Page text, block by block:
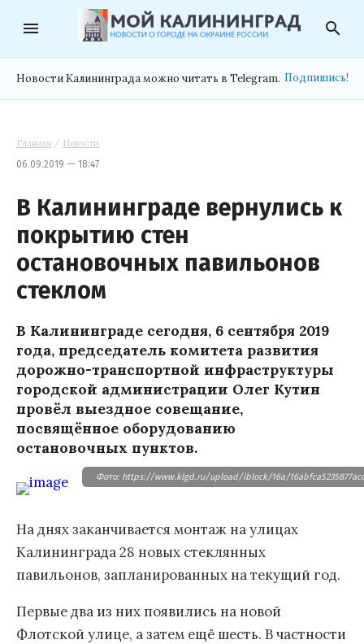
menu search
Новости Калининграда можно читать в Telegram. Подпишись!
Главная / Новости
06.09.2019 — 18:47
В Калининграде вернулись к
покрытию стен
остановочных павильонов
стеклом
В Калининграде сегодня, 6 сентября 2019
года, председатель комитета развития
дорожно-транспортной инфраструктуры
городской администрации Олег Кутин
провёл выездное совещание,
посвящённое оборудованию
остановочных пунктов.
Фото: https://www.klgd.ru/upload/iblock/16a/
На днях заканчивается монтаж на улицах
Калининграда 28 новых стеклянных
павильонов, запланированных на текущий год.
Первые два из них появились на новой
Флотской улице, а затем ещё шесть. В частности